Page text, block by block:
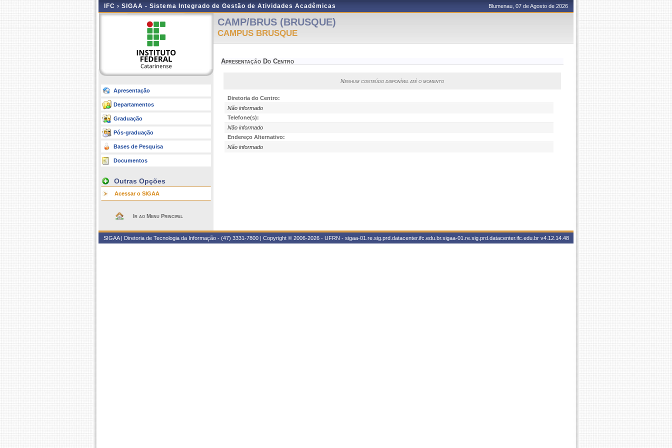
IFC › SIGAA - Sistema Integrado de Gestão de Atividades Acadêmicas Blumenau, 07 de Agosto de 2026
Apresentação
Departamentos
Graduação
Pós-graduação
Bases de Pesquisa
Documentos
Outras Opções
Acessar o SIGAA
Ir ao Menu Principal
CAMP/BRUS (BRUSQUE)
CAMPUS BRUSQUE
Apresentação Do Centro
Nenhum conteúdo disponível até o momento
Diretoria do Centro:
Não informado
Telefone(s):
Não informado
Endereço Alternativo:
Não informado
SIGAA | Diretoria de Tecnologia da Informação - (47) 3331-7800 | Copyright © 2006-2026 - UFRN - sigaa-01.re.sig.prd.datacenter.ifc.edu.br.sigaa-01.re.sig.prd.datacenter.ifc.edu.br v4.12.14.48